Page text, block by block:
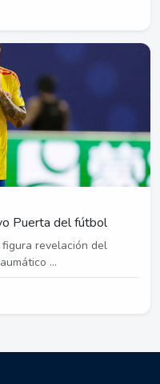
Puerta del fútbol
revelación del
...